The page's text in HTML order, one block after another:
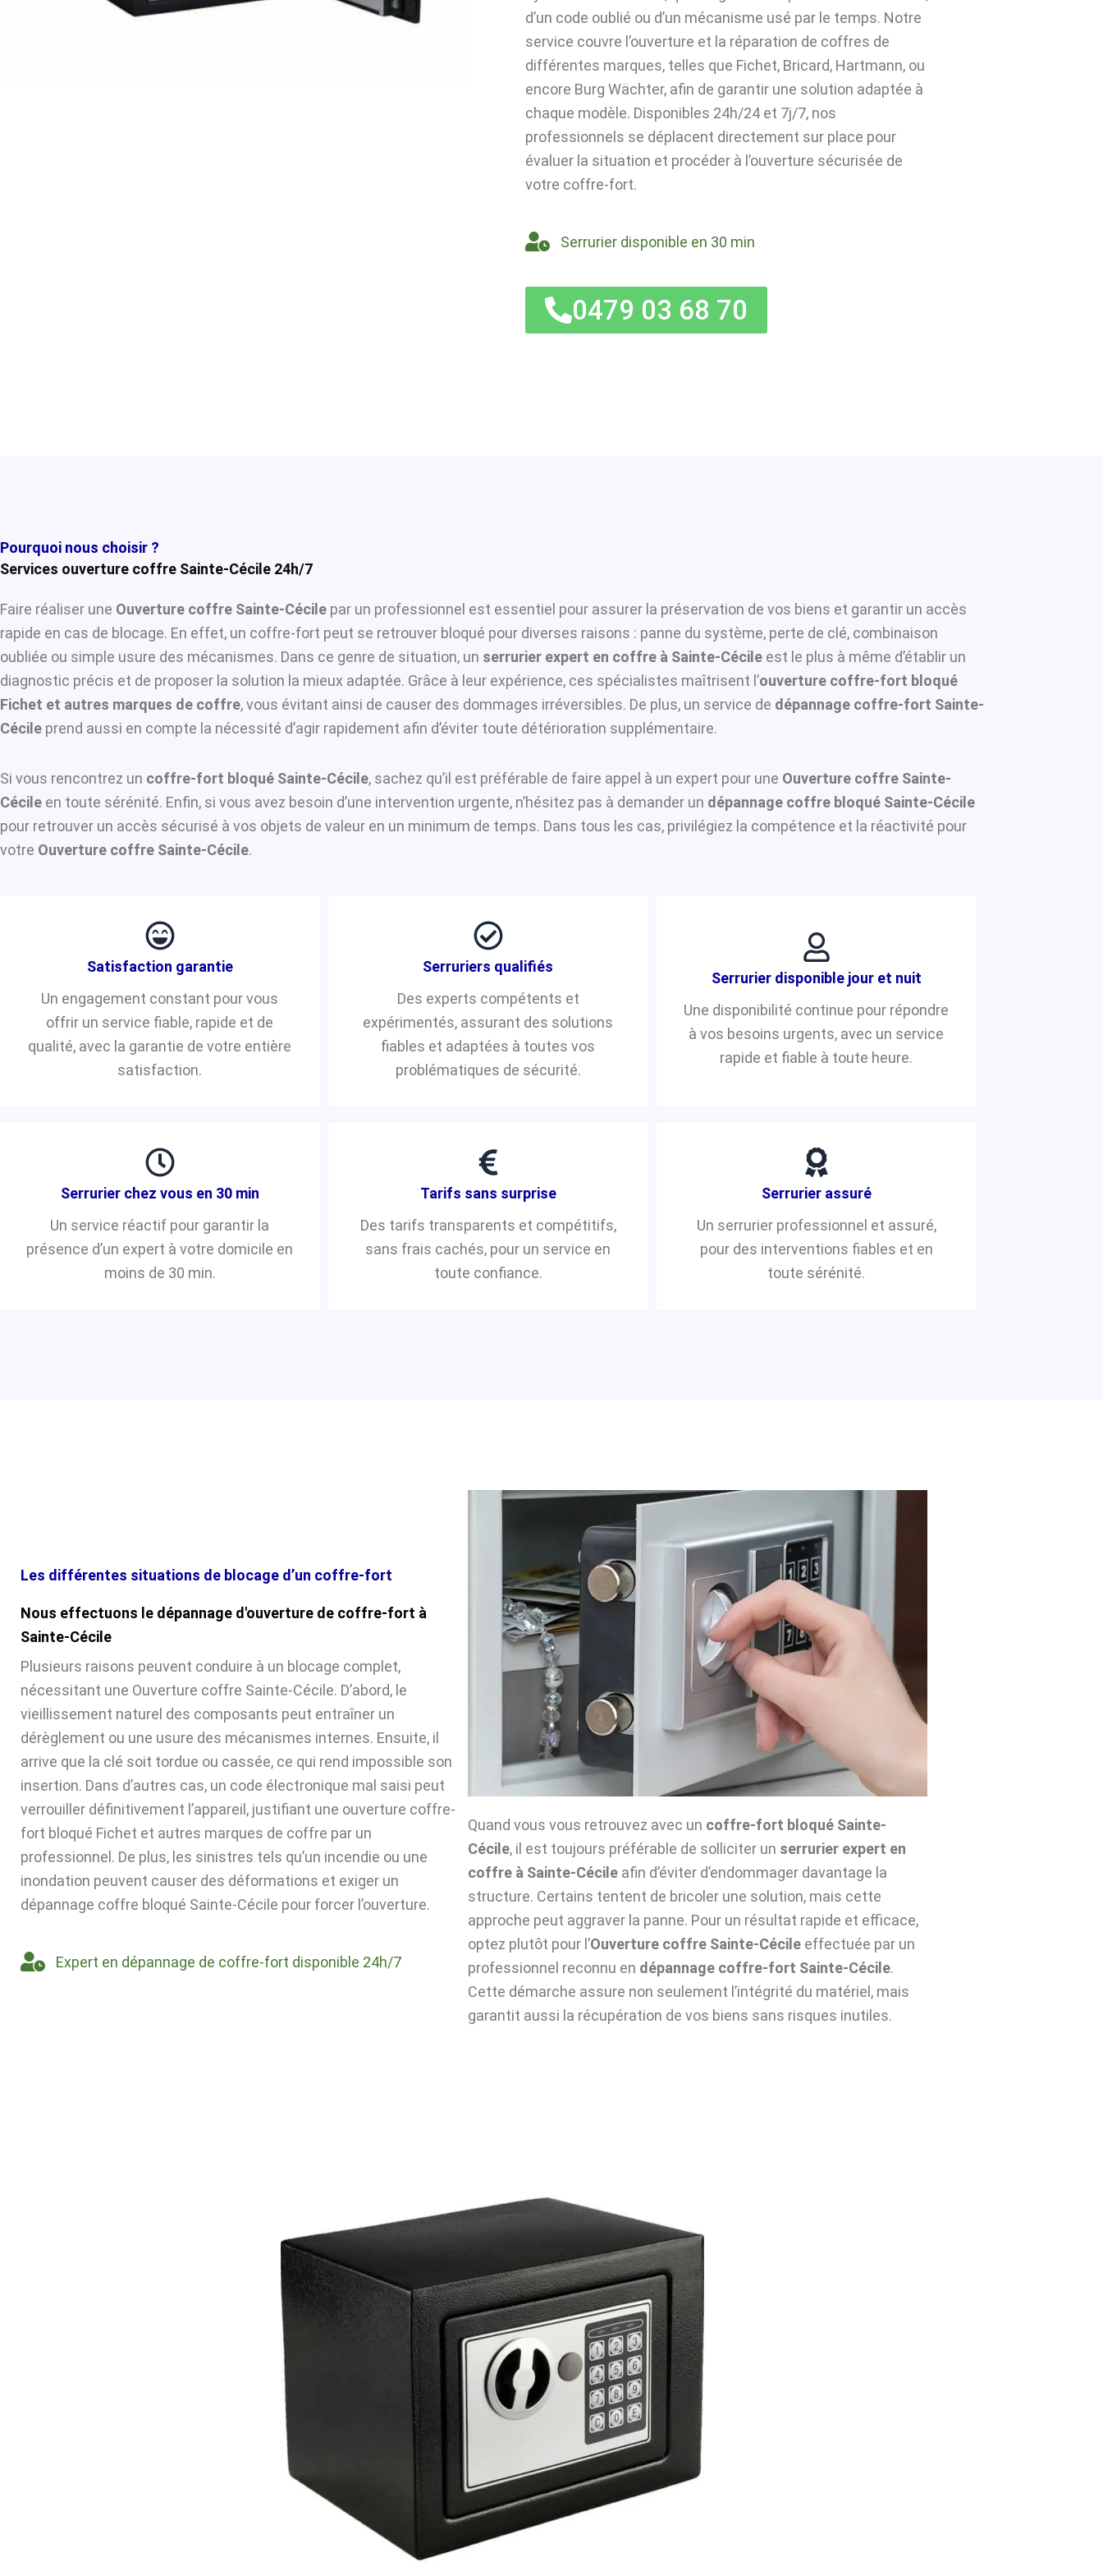
d’un code oublié ou d’un mécanisme usé par le temps. Notre
service couvre l’ouverture et la réparation de coffres de
différentes marques, telles que Fichet, Bricard, Hartmann, ou
encore Burg Wächter, afin de garantir une solution adaptée à
chaque modèle. Disponibles 24h/24 et 7j/7, nos
professionnels se déplacent directement sur place pour
évaluer la situation et procéder à l’ouverture sécurisée de
votre coffre-fort.
Serrurier disponible en 30 min
0479 03 68 70
Pourquoi nous choisir ?
Services ouverture coffre Sainte-Cécile 24h/7
Faire réaliser une Ouverture coffre Sainte-Cécile par un professionnel est essentiel pour assurer la préservation de vos biens et garantir un accès
rapide en cas de blocage. En effet, un coffre-fort peut se retrouver bloqué pour diverses raisons : panne du système, perte de clé, combinaison
oubliée ou simple usure des mécanismes. Dans ce genre de situation, un serrurier expert en coffre à Sainte-Cécile est le plus à même d’établir un
diagnostic précis et de proposer la solution la mieux adaptée. Grâce à leur expérience, ces spécialistes maîtrisent l’ouverture coffre-fort bloqué
Fichet et autres marques de coffre, vous évitant ainsi de causer des dommages irréversibles. De plus, un service de dépannage coffre-fort Sainte-
Cécile prend aussi en compte la nécessité d’agir rapidement afin d’éviter toute détérioration supplémentaire.
Si vous rencontrez un coffre-fort bloqué Sainte-Cécile, sachez qu’il est préférable de faire appel à un expert pour une Ouverture coffre Sainte-
Cécile en toute sérénité. Enfin, si vous avez besoin d’une intervention urgente, n’hésitez pas à demander un dépannage coffre bloqué Sainte-Cécile
pour retrouver un accès sécurisé à vos objets de valeur en un minimum de temps. Dans tous les cas, privilégiez la compétence et la réactivité pour
votre Ouverture coffre Sainte-Cécile.
Satisfaction garantie
Un engagement constant pour vous
offrir un service fiable, rapide et de
qualité, avec la garantie de votre entière
satisfaction.
Serruriers qualifiés
Des experts compétents et
expérimentés, assurant des solutions
fiables et adaptées à toutes vos
problématiques de sécurité.
Serrurier disponible jour et nuit
Une disponibilité continue pour répondre
à vos besoins urgents, avec un service
rapide et fiable à toute heure.
Serrurier chez vous en 30 min
Un service réactif pour garantir la
présence d’un expert à votre domicile en
moins de 30 min.
Tarifs sans surprise
Des tarifs transparents et compétitifs,
sans frais cachés, pour un service en
toute confiance.
Serrurier assuré
Un serrurier professionnel et assuré,
pour des interventions fiables et en
toute sérénité.
Les différentes situations de blocage d’un coffre-fort
Nous effectuons le dépannage d'ouverture de coffre-fort à
Sainte-Cécile
Plusieurs raisons peuvent conduire à un blocage complet,
nécessitant une Ouverture coffre Sainte-Cécile. D’abord, le
vieillissement naturel des composants peut entraîner un
dérèglement ou une usure des mécanismes internes. Ensuite, il
arrive que la clé soit tordue ou cassée, ce qui rend impossible son
insertion. Dans d’autres cas, un code électronique mal saisi peut
verrouiller définitivement l’appareil, justifiant une ouverture coffre-
fort bloqué Fichet et autres marques de coffre par un
professionnel. De plus, les sinistres tels qu’un incendie ou une
inondation peuvent causer des déformations et exiger un
dépannage coffre bloqué Sainte-Cécile pour forcer l’ouverture.
Expert en dépannage de coffre-fort disponible 24h/7
Quand vous vous retrouvez avec un coffre-fort bloqué Sainte-
Cécile, il est toujours préférable de solliciter un serrurier expert en
coffre à Sainte-Cécile afin d’éviter d’endommager davantage la
structure. Certains tentent de bricoler une solution, mais cette
approche peut aggraver la panne. Pour un résultat rapide et efficace,
optez plutôt pour l’Ouverture coffre Sainte-Cécile effectuée par un
professionnel reconnu en dépannage coffre-fort Sainte-Cécile.
Cette démarche assure non seulement l’intégrité du matériel, mais
garantit aussi la récupération de vos biens sans risques inutiles.